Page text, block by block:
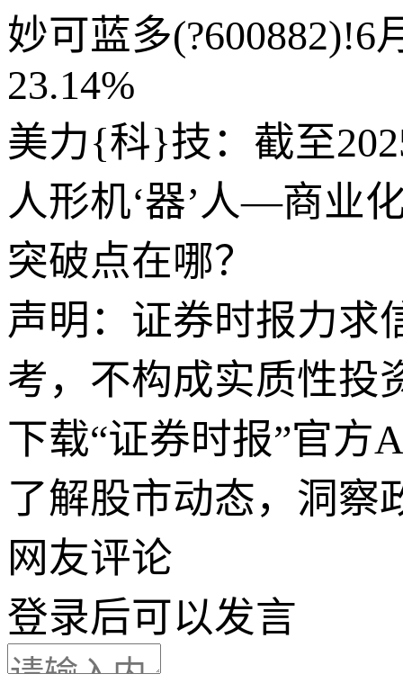
妙可蓝多
23.14%
美力{科}技：截至
人形机‘器’人—商业
突破点在哪？
声明：证券时报力求
考，不构成实质性投
下载“证券时报”官方
了解股市动态，洞察
网友评论
登录后可以发言